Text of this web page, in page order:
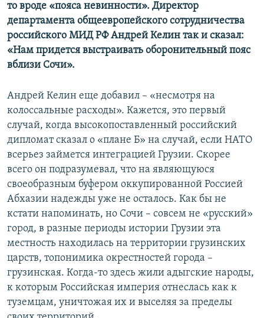
то вроде «пояса невинности». Директор
департамента общеевропейского сотрудничества
российского МИД РФ Андрей Келин так и сказал:
«Нам придется выстраивать оборонительный пояс
вблизи Сочи».
Андрей Келин еще добавил – «несмотря на
колоссальные расходы». Кажется, это первый
случай, когда высокопоставленный российский
дипломат сказал о «плане Б» на случай, если НАТО
всерьез займется интеграцией Грузии. Скорее
всего он подразумевал, что на являющуюся
своеобразным буфером оккупированной Россией
Абхазии надежды уже не осталось. Как бы не
кстати напоминать, но Сочи – совсем не «русский»
город, в разные периоды истории Грузии эта
местность находилась на территории грузинских
царств, топонимика окрестностей города –
грузинская. Когда-то здесь жили адыгские народы,
к которым Российская империя отнеслась как к
туземцам, уничтожая их и выселяя за пределы